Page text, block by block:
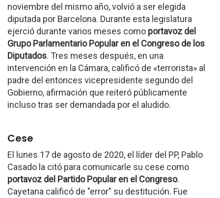
noviembre del mismo año, volvió a ser elegida
diputada por Barcelona. Durante esta legislatura
ejerció durante varios meses como portavoz del
Grupo Parlamentario Popular en el Congreso de los
Diputados. Tres meses después, en una
intervención en la Cámara, calificó de «terrorista» al
padre del entonces vicepresidente segundo del
Gobierno, afirmación que reiteró públicamente
incluso tras ser demandada por el aludido.
Cese
El lunes 17 de agosto de 2020, el líder del PP, Pablo
Casado la citó para comunicarle su cese como
portavoz del Partido Popular en el Congreso.
Cayetana calificó de "error" su destitución. Fue